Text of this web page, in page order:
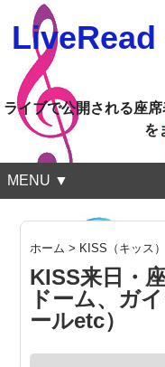
LiveRead
ライブで公開される座
を
MENU ▼
ホーム > KISS（キッス）
KISS来日・
ドーム、ガ
ールetc）